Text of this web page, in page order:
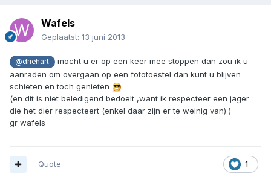
Wafels
Geplaatst: 13 juni 2013
@driehart
mocht u er op een keer mee stoppen dan zou ik u
aanraden om overgaan op een fototoestel dan kunt u blijven
schieten en toch genieten
(en dit is niet beledigend bedoelt ,want ik respecteer een jager
die het dier respecteert (enkel daar zijn er te weinig van) )
gr wafels
1
Quote